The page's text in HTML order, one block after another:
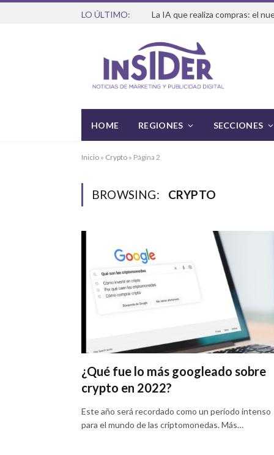
LO ÚLTIMO:
HOME REGIONES SECCIONES
Inicio » Crypto » Página 2
BROWSING: CRYPTO
¿Qué fue lo más googleado sobre
crypto en 2022?
Este año será recordado como un período intenso
para el mundo de las criptomonedas. Más…